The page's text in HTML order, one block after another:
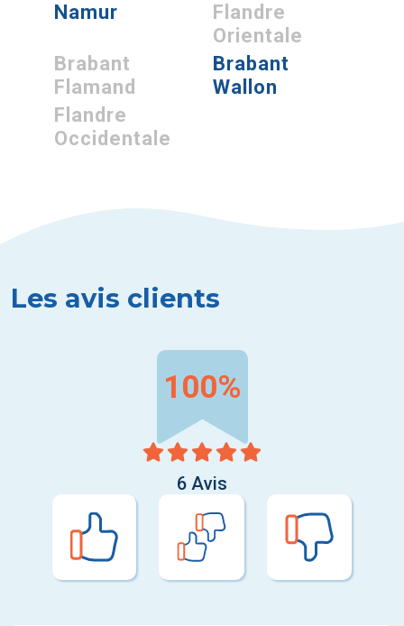
Namur
Flandre
Orientale
Brabant
Flamand
Brabant
Wallon
Flandre
Occidentale
Les avis clients
100%
6 Avis